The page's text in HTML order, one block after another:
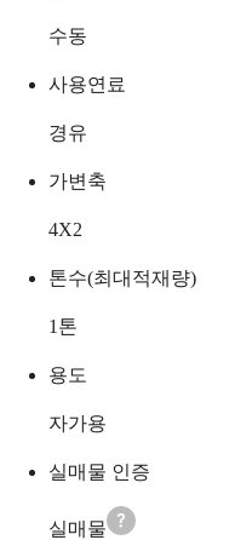
수동
사용연료
경유
가변축
4X2
톤수(최대적재량)
1 톤
용도
자가용
실매물 인증
실매물